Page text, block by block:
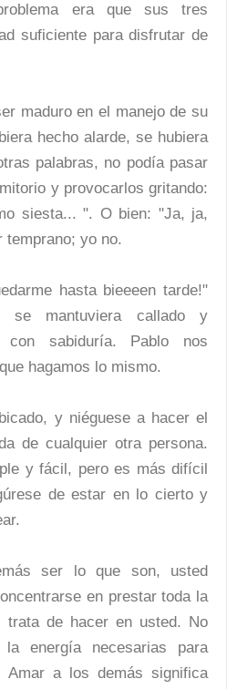
era que sus tres
suficiente para disfrutar de
maduro en el manejo de su
hecho alarde, se hubiera
palabras, no podía pasar
y provocarlos gritando:
siesta... ". O bien: "Ja, ja,
temprano; yo no.
hasta bieeeen tarde!"
se mantuviera callado y
con sabiduría. Pablo nos
hagamos lo mismo.
y niéguese a hacer el
de cualquier otra persona.
y fácil, pero es más difícil
de estar en lo cierto y
ser lo que son, usted
en prestar toda la
de hacer en usted. No
energía necesarias para
Amar a los demás significa